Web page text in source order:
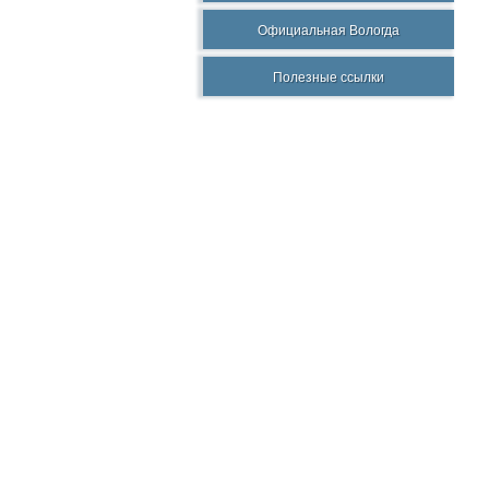
Официальная Вологда
Полезные ссылки